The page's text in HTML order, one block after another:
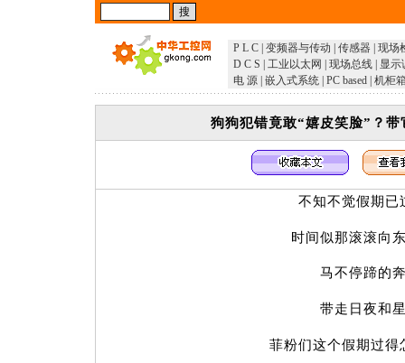
P L C 变频器与传动 传感器 现场
D C S
工业以太网 现场总线
显示
电 源 嵌入式系统 PC based 机柜
狗狗犯错竟敢“嬉皮笑脸”？带
不知不觉假期已
时间似那滚滚向东
马不停蹄的
带走日夜和
菲粉们这个假期过得